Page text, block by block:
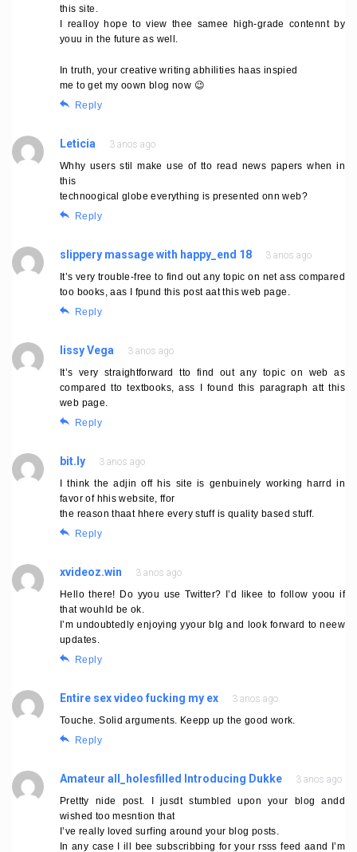
this site.
I realloy hope to view thee samee high-grade contennt by
youu in the future as well.
In truth, your creative writing abhilities haas inspied
me to get my oown blog now 😉
Reply
Leticia
3 anos ago
Whhy users stil make use of tto read news papers when in
this
technoogical globe everything is presented onn web?
Reply
slippery massage with happy_end 18
3 anos ago
It’s very trouble-free to find out any topic on net ass compared
too books, aas I fpund this post aat this web page.
Reply
lissy Vega
3 anos ago
It’s very straightforward tto find out any topic on web as
compared tto textbooks, ass I found this paragraph att this
web page.
Reply
bit.ly
3 anos ago
I think the adjin off his site is genbuinely working harrd in
favor of hhis website, ffor
the reason thaat hhere every stuff is quality based stuff.
Reply
xvideoz.win
3 anos ago
Hello there! Do yyou use Twitter? I’d likee to follow yoou if
that wouhld be ok.
I’m undoubtedly enjoying yyour blg and look forward to neew
updates.
Reply
Entire sex video fucking my ex
3 anos ago
Touche. Solid arguments. Keepp up the good work.
Reply
Amateur all_holesfilled Introducing Dukke
3 anos ago
Prettty nide post. I jusdt stumbled upon your blog andd
wished too mesntion that
I’ve really loved surfing around your blog posts.
In any case I ill bee subscribbing for your rsss feed aand I’m